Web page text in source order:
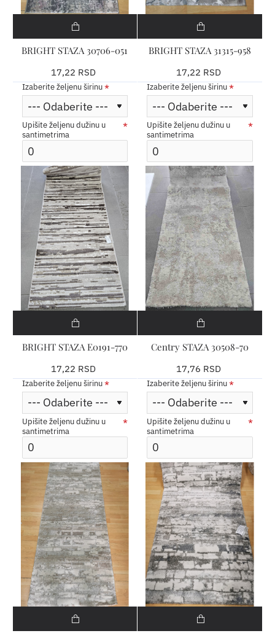
BRIGHT STAZA 30706-051
17,22 RSD
Izaberite željenu širinu
Upišite željenu dužinu u
santimetrima
BRIGHT STAZA 31315-958
17,22 RSD
Izaberite željenu širinu
Upišite željenu dužinu u
santimetrima
BRIGHT STAZA E0191-770
17,22 RSD
Izaberite željenu širinu
Upišite željenu dužinu u
santimetrima
Centry STAZA 30508-70
17,76 RSD
Izaberite željenu širinu
Upišite željenu dužinu u
santimetrima